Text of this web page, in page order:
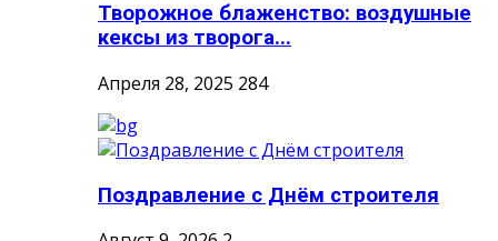
Творожное блаженство: воздушные
кексы из творога...
Апреля 28, 2025 284
Поздравление с Днём строителя